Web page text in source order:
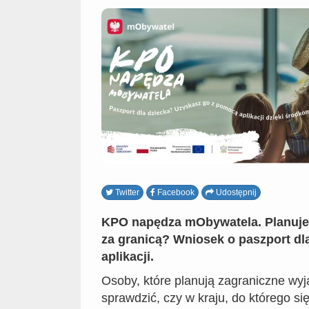
Twitter Facebook Udostępnij
KPO napędza mObywatela.
za granicą? Wniosek o paszport
aplikacji.
Osoby, które planują zagraniczne
sprawdzić, czy w kraju, do którego